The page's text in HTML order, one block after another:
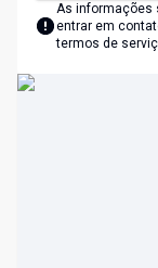
As informações
entrar em
termos de